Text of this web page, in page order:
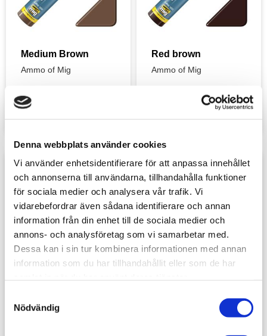
Denna webbplats använder cookies
Vi använder enhetsidentifierare för att anpassa innehållet
och annonserna till användarna, tillhandahålla funktioner
för sociala medier och analysera vår trafik. Vi
vidarebefordrar även sådana identifierare och annan
information från din enhet till de sociala medier och
annons- och analysföretag som vi samarbetar med.
Dessa kan i sin tur kombinera informationen med annan
information som du har tillhandahållit eller som de har
Nödvändig
Medium Brown
Ammo of Mig
39
Red brown
Ammo of Mig
Lägg till i favoriter